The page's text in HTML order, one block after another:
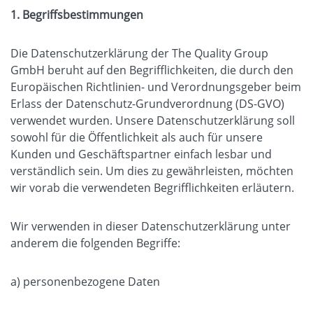
1. Begriffsbestimmungen
Die Datenschutzerklärung der The Quality Group
GmbH beruht auf den Begrifflichkeiten, die durch den
Europäischen Richtlinien- und Verordnungsgeber beim
Erlass der Datenschutz-Grundverordnung (DS-GVO)
verwendet wurden. Unsere Datenschutzerklärung soll
sowohl für die Öffentlichkeit als auch für unsere
Kunden und Geschäftspartner einfach lesbar und
verständlich sein. Um dies zu gewährleisten, möchten
wir vorab die verwendeten Begrifflichkeiten erläutern.
Wir verwenden in dieser Datenschutzerklärung unter
anderem die folgenden Begriffe:
a) personenbezogene Daten